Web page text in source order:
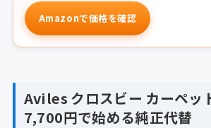
Amazonで価格を確認
Aviles クロスビー カーペッ
7,700円で始める純正代替